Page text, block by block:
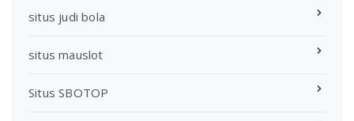
situs judi bola
situs mauslot
Situs SBOTOP